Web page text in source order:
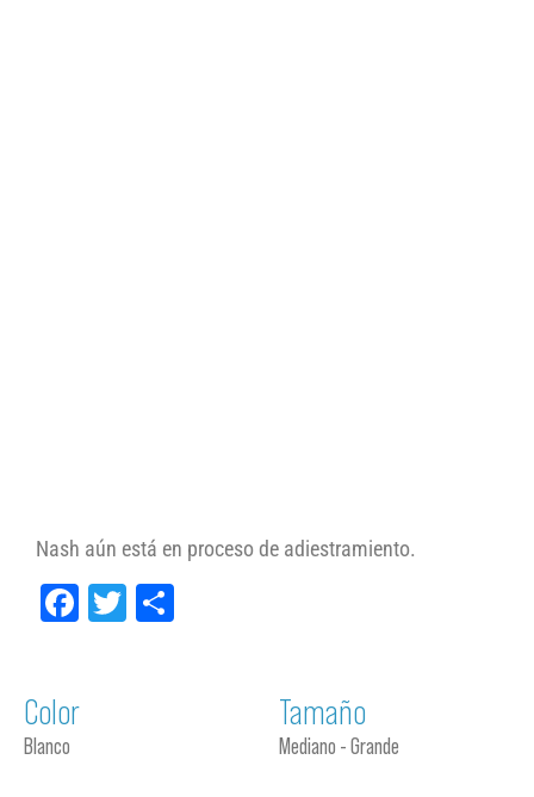
Nash aún está en proceso de adiestramiento.
Facebook
Twitter
Color
Blanco
Tamaño
Mediano - Grande